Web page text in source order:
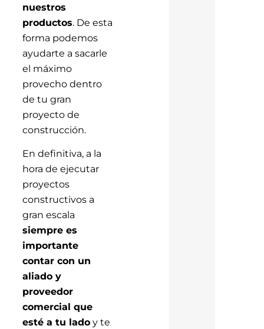
nuestros
productos. De esta
forma podemos
ayudarte a sacarle
el máximo
provecho dentro
de tu gran
proyecto de
construcción.
En definitiva, a la
hora de ejecutar
proyectos
constructivos a
gran escala
siempre es
importante
contar con un
aliado y
proveedor
comercial que
esté a tu ladoy te